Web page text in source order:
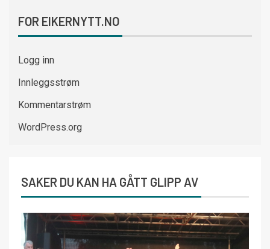
FOR EIKERNYTT.NO
Logg inn
Innleggsstrøm
Kommentarstrøm
WordPress.org
SAKER DU KAN HA GÅTT GLIPP AV